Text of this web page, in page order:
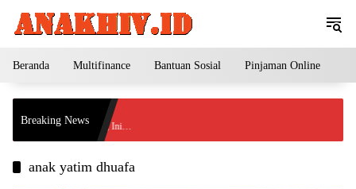
Beranda Multifinance Bantuan Sosial Pinjaman Online
Breaking News
Turun Tajam ke
4 Agustus 2026, Ini
anak yatim dhuafa